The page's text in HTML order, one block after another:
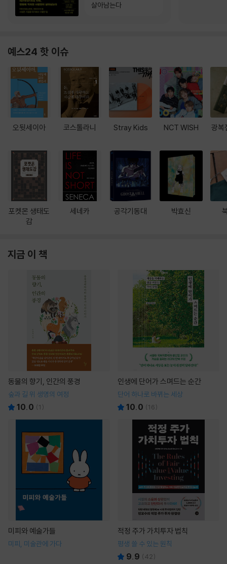
살아남는다
예스24 핫 이슈
오뒷세이아
포켓몬 생태도
감
코스톨라니
세네카
Stray Kids
공각기동대
NCT WISH
박효신
광복
지금 이 책
동물의 향기, 인간의 풍경
숲과 길 위 생명의 여정
10.0 (1 )
인생에 단어가 스며드는 순간
단어 하나로 바뀌는 세상
10.0 (16)
미피와 예술가들
미피, 미술관에 가다
적정 주가 가치투자 법칙
평생 쓸 수 있는 원칙
9.9 (42)